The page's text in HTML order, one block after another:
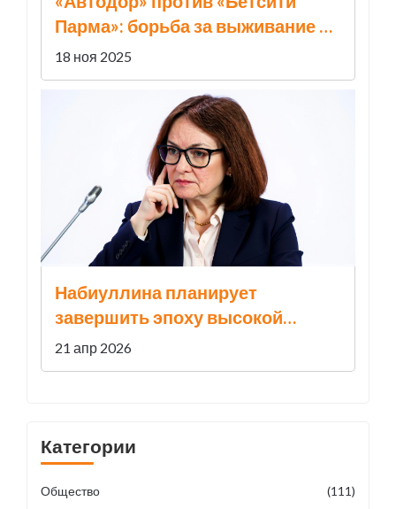
Парма»: борьба за выживание в
Единой лиге ВТБ
18 ноя 2025
Набиуллина планирует
завершить эпоху высокой
инфляции к 2026 году
21 апр 2026
Категории
Общество (111)